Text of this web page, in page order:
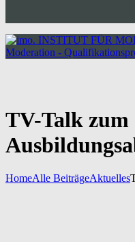
TV-Talk zum
HomeAlle BeiträgeAktuelles